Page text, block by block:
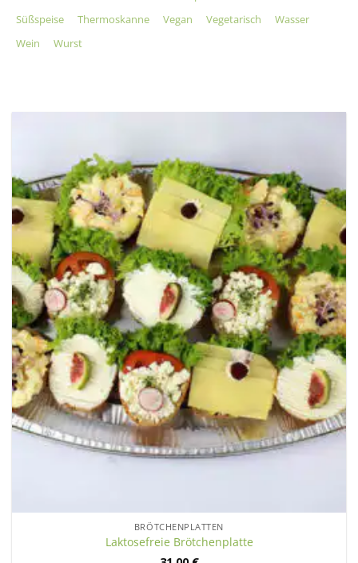
Süßspeise
Thermoskanne Vegan Vegetarisch
Wasser
Wein
Wurst
BRÖTCHENPLATTEN
Laktosefreie Brötchenplatte